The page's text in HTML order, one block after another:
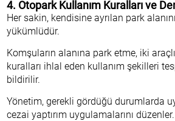
4. Otopark Kullanım Kuralları ve
Her sakin, kendisine ayrılan park
yükümlüdür.
Komşuların alanına park etme, iki
kuralları ihlal eden kullanım şekilleri
bildirilir.
Yönetim, gerekli gördüğü durumlarda
cezai yaptırım uygulamalarını düzenler.